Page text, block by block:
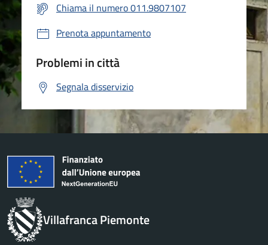
Chiama il numero 011.9807107
Prenota appuntamento
Problemi in città
Segnala disservizio
Villafranca Piemonte